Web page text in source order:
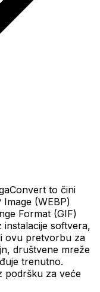
to čini
(WEBP)
Format (GIF)
softvera,
ovu pretvorbu za
društvene mreže
trenutno.
podršku za veće